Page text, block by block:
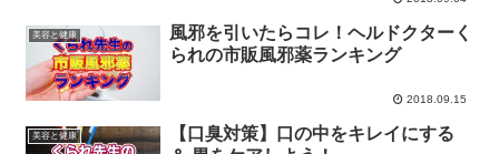
美容と健康
風邪を引いたらコレ！ヘルドクターく
られの市販風邪薬ランキング
2018.09.15
美容と健康
【口臭対策】口の中をキレイにする